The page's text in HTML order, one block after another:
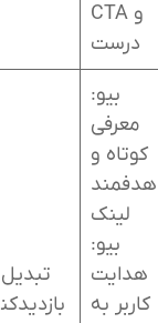
و CTA
درست
بیو:
معرفی
کوتاه و
هدفمند
لینک
بیو:
هدایت
کاربر به
تبدیل
بازدیدکن